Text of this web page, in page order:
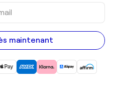
maintenant